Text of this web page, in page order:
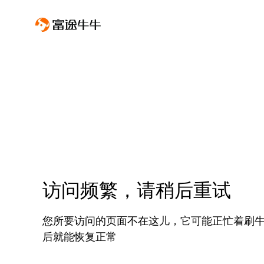
访问频繁，请稍后重试
您所要访问的页面不在这儿，它可能正忙着刷
后就能恢复正常